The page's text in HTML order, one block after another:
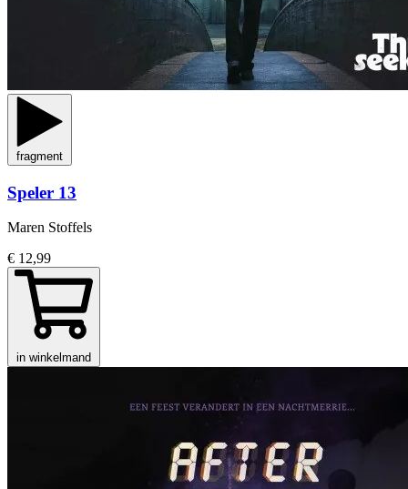
fragment
Speler 13
Maren Stoffels
€ 12,99
in winkelmand